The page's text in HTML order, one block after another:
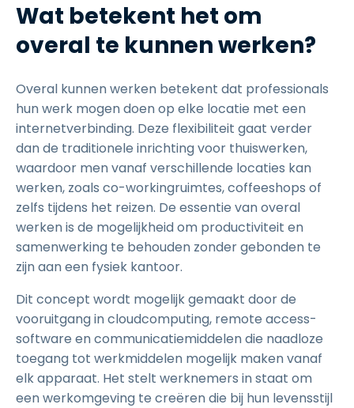
Wat betekent het om
overal te kunnen werken?
Overal kunnen werken betekent dat professionals
hun werk mogen doen op elke locatie met een
internetverbinding. Deze flexibiliteit gaat verder
dan de traditionele inrichting voor thuiswerken,
waardoor men vanaf verschillende locaties kan
werken, zoals co-workingruimtes, coffeeshops of
zelfs tijdens het reizen. De essentie van overal
werken is de mogelijkheid om productiviteit en
samenwerking te behouden zonder gebonden te
zijn aan een fysiek kantoor.
Dit concept wordt mogelijk gemaakt door de
vooruitgang in cloudcomputing, remote access-
software en communicatiemiddelen die naadloze
toegang tot werkmiddelen mogelijk maken vanaf
elk apparaat. Het stelt werknemers in staat om
een werkomgeving te creëren die bij hun levensstijl